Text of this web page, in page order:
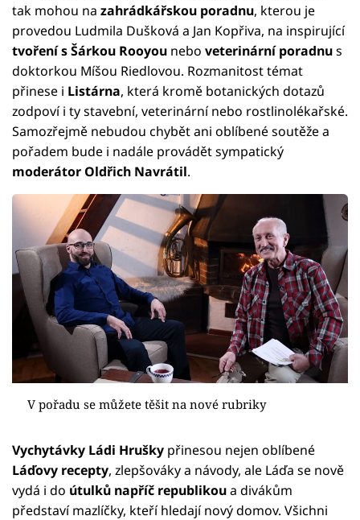
tak mohou na zahrádkářskou poradnu, kterou je
provedou Ludmila Dušková a Jan Kopřiva, na inspirující
tvoření s Šárkou Rooyou nebo veterinární poradnus
doktorkou Míšou Riedlovou. Rozmanitost témat
přinese i Listárna, která kromě botanických dotazů
zodpoví i ty stavební, veterinární nebo rostlinolékařské.
Samozřejmě nebudou chybět ani oblíbené soutěže a
pořadem bude i nadále provádět sympatický
moderátor Oldřich Navrátil.
V pořadu se můžete těšit na nové rubriky
Vychytávky Ládi Hrušky přinesou nejen oblíbené
Láďovy recepty, zlepšováky a návody, ale Láďa se nově
vydá i do útulků napříč republikoua divákům
představí mazlíčky, kteří hledají nový domov. Všichni